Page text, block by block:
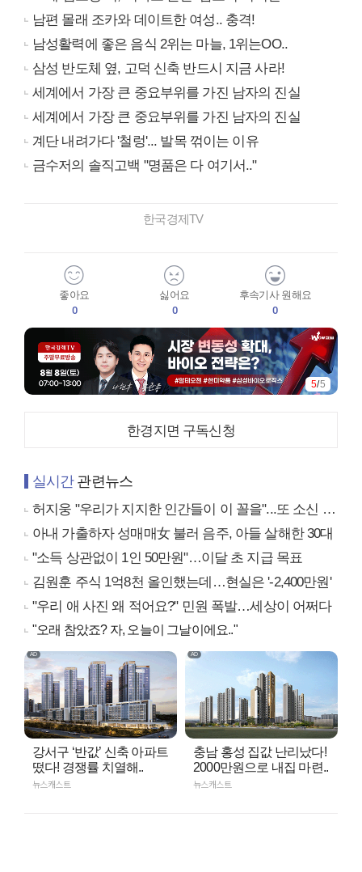
남편 몰래 조카와 데이트한 여성.. 충격!
남성활력에 좋은 음식 2위는 마늘, 1위는OO..
삼성 반도체 옆, 고덕 신축 반드시 지금 사라!
세계에서 가장 큰 중요부위를 가진 남자의 진실
세계에서 가장 큰 중요부위를 가진 남자의 진실
계단 내려가다 '철렁'... 발목 꺾이는 이유
금수저의 솔직고백 "명품은 다 여기서.."
한국경제TV
좋아요
0
싫어요
0
후속기사 원해요
0
5/5
한경지면 구독신청
실시간관련뉴스
허지웅 "우리가 지지한 인간들이 이 꼴을"...또 소신 발언
아내 가출하자 성매매女 불러 음주, 아들 살해한 30대
"소득 상관없이 1인 50만원"…이달 초 지급 목표
김원훈 주식 1억8천 올인했는데…현실은 '-2,400만원'
"우리 애 사진 왜 적어요?" 민원 폭발…세상이 어쩌다
"오래 참았죠? 자, 오늘이 그날이에요.."
강서구 ‘반값’ 신축 아파트
떴다! 경쟁률 치열해..
뉴스캐스트
충남 홍성 집값 난리났다!
2000만원으로 내집 마련..
뉴스캐스트